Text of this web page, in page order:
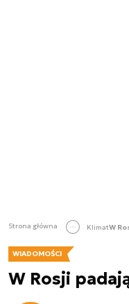
Strona główna KlimatW
WIADOMOŚCI
W Rosji